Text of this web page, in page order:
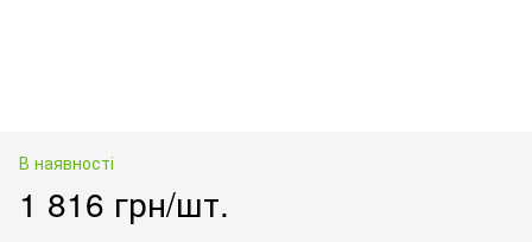
В наявності
1 816 грн/шт.